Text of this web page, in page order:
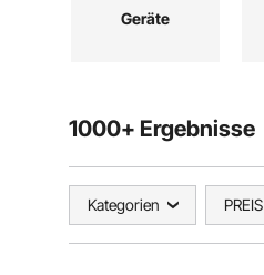
Geräte
1000+ Ergebnisse
Kategorien PREIS